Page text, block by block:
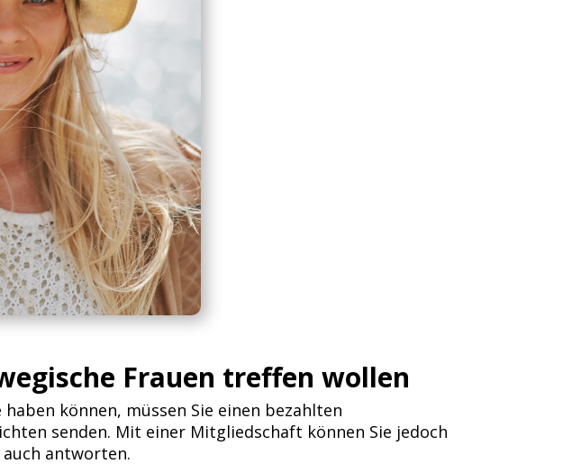
Frauen treffen wollen
können, müssen Sie einen bezahlten
senden. Mit einer Mitgliedschaft können Sie jedoch
antworten.